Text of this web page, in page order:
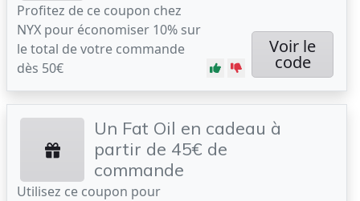
Profitez de ce coupon chez
NYX pour économiser 10% sur
le total de votre commande
dès 50€
Voir le
code
Un Fat Oil en cadeau à
partir de 45€ de
commande
Utilisez ce coupon pour